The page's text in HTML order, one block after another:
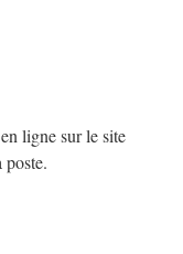
ligne sur le site
poste.